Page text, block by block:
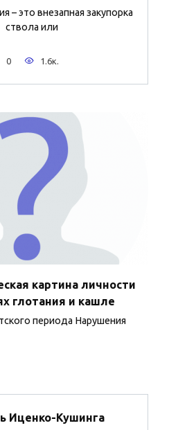
– это внезапная закупорка
ствола или
0 1.6к.
картина личности
глотания и кашле
периода Нарушения
Иценко-Кушинга